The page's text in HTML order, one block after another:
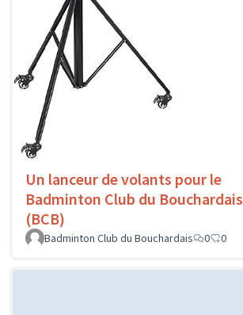
Un lanceur de volants pour le
Badminton Club du Bouchardais
(BCB)
Badminton Club du Bouchardais 0 0